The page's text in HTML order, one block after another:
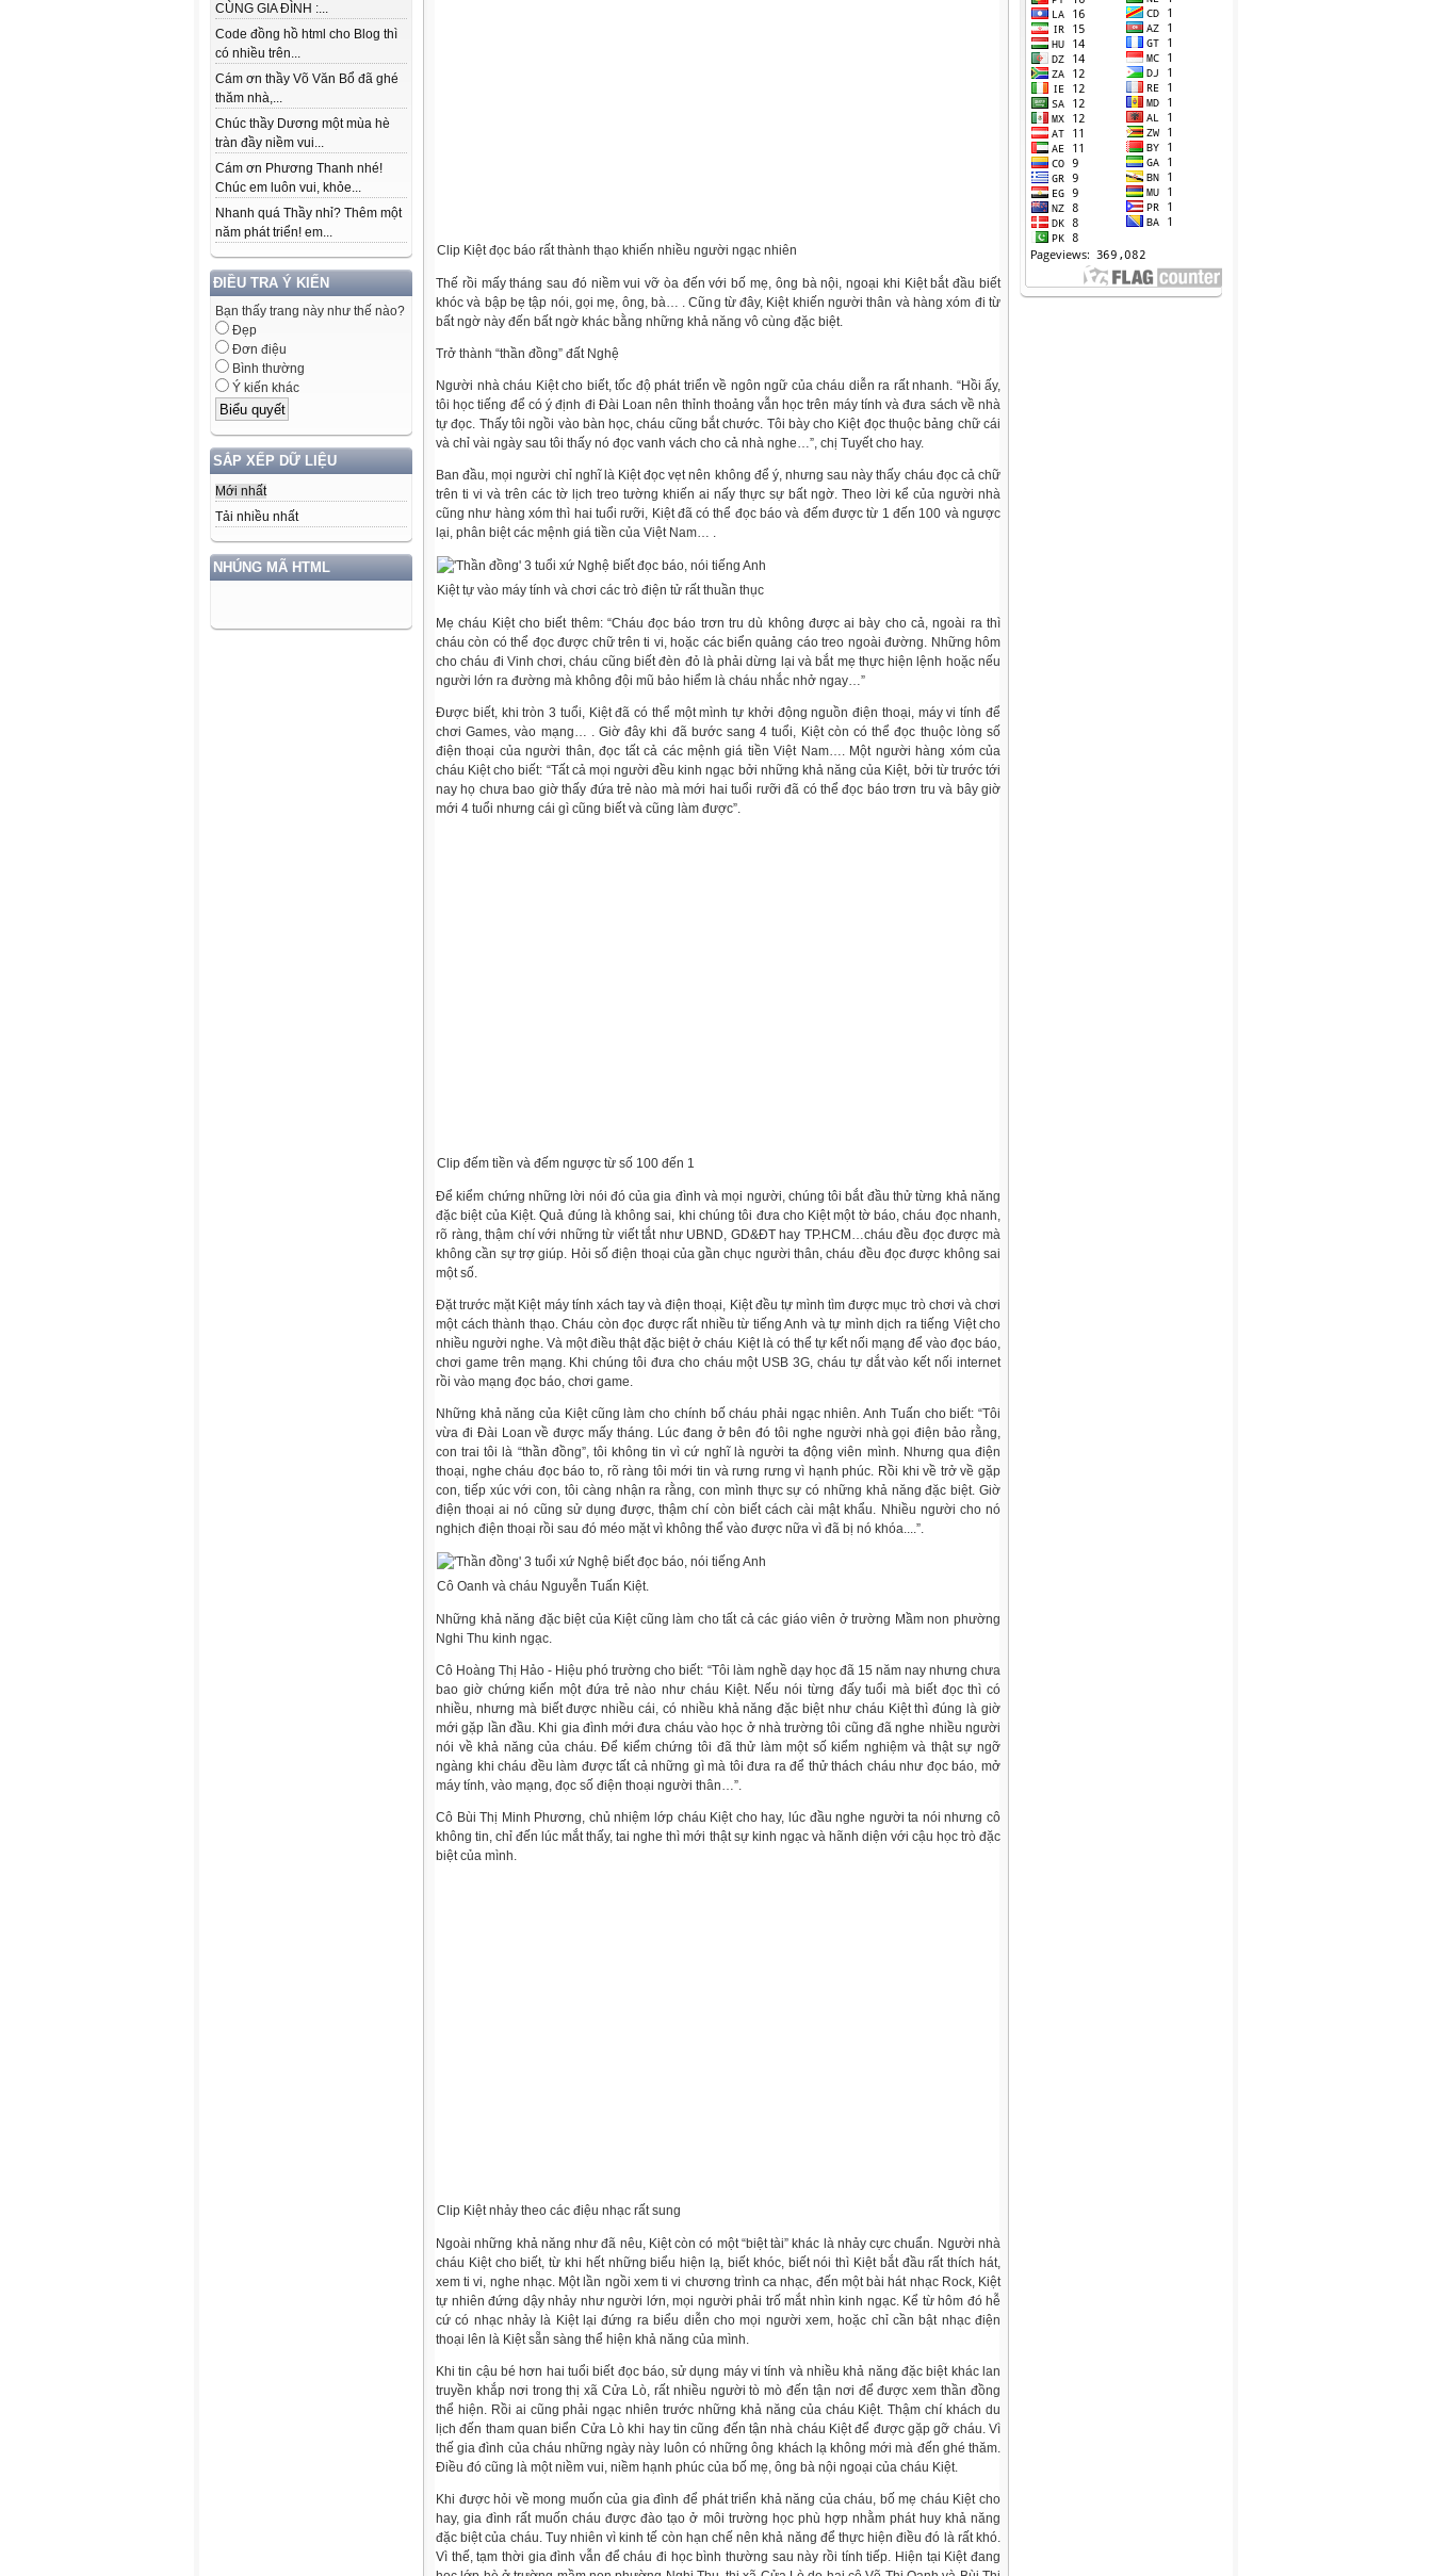
CÙNG GIA ĐÌNH :...
Code đồng hồ html cho Blog thì
có nhiều trên...
Cám ơn thầy Võ Văn Bổ đã ghé
thăm nhà,...
Chúc thầy Dương một mùa hè
tràn đầy niềm vui...
Cám ơn Phương Thanh nhé!
Chúc em luôn vui, khỏe...
Nhanh quá Thầy nhỉ? Thêm một
năm phát triển! em...
ĐIỀU TRA Ý KIẾN
Bạn thấy trang này như thế nào?
Đẹp
Đơn điệu
Bình thường
Ý kiến khác
SẮP XẾP DỮ LIỆU
Mới nhất
Tải nhiều nhất
NHÚNG MÃ HTML
Clip Kiệt đọc báo rất thành thạo khiến nhiều người ngạc nhiên
Thế rồi mấy tháng sau đó niềm vui vỡ òa đến với bố mẹ, ông bà nội, ngoại khi Kiệt bắt đầu biết
khóc và bập bẹ tập nói, gọi mẹ, ông, bà… . Cũng từ đây, Kiệt khiến người thân và hàng xóm đi từ
bất ngờ này đến bất ngờ khác bằng những khả năng vô cùng đặc biệt.
Trở thành “thần đồng” đất Nghệ
Người nhà cháu Kiệt cho biết, tốc độ phát triển về ngôn ngữ của cháu diễn ra rất nhanh. “Hồi ấy,
tôi học tiếng để có ý định đi Đài Loan nên thỉnh thoảng vẫn học trên máy tính và đưa sách về nhà
tự đọc. Thấy tôi ngồi vào bàn học, cháu cũng bắt chước. Tôi bày cho Kiệt đọc thuộc bảng chữ cái
và chỉ vài ngày sau tôi thấy nó đọc vanh vách cho cả nhà nghe…”, chị Tuyết cho hay.
Ban đầu, mọi người chỉ nghĩ là Kiệt đọc vẹt nên không để ý, nhưng sau này thấy cháu đọc cả chữ
trên ti vi và trên các tờ lịch treo tường khiến ai nấy thực sự bất ngờ. Theo lời kể của người nhà
cũng như hàng xóm thì hai tuổi rưỡi, Kiệt đã có thể đọc báo và đếm được từ 1 đến 100 và ngược
lại, phân biệt các mệnh giá tiền của Việt Nam… .
Kiệt tự vào máy tính và chơi các trò điện tử rất thuần thục
Mẹ cháu Kiệt cho biết thêm: “Cháu đọc báo trơn tru dù không được ai bày cho cả, ngoài ra thì
cháu còn có thể đọc được chữ trên ti vi, hoặc các biển quảng cáo treo ngoài đường. Những hôm
cho cháu đi Vinh chơi, cháu cũng biết đèn đỏ là phải dừng lại và bắt mẹ thực hiện lệnh hoặc nếu
người lớn ra đường mà không đội mũ bảo hiểm là cháu nhắc nhở ngay…”
Được biết, khi tròn 3 tuổi, Kiệt đã có thể một mình tự khởi động nguồn điện thoại, máy vi tính để
chơi Games, vào mạng… . Giờ đây khi đã bước sang 4 tuổi, Kiệt còn có thể đọc thuộc lòng số
điện thoại của người thân, đọc tất cả các mệnh giá tiền Việt Nam…. Một người hàng xóm của
cháu Kiệt cho biết: “Tất cả mọi người đều kinh ngạc bởi những khả năng của Kiệt, bởi từ trước tới
nay họ chưa bao giờ thấy đứa trẻ nào mà mới hai tuổi rưỡi đã có thể đọc báo trơn tru và bây giờ
mới 4 tuổi nhưng cái gì cũng biết và cũng làm được”.
Clip đếm tiền và đếm ngược từ số 100 đến 1
Để kiểm chứng những lời nói đó của gia đình và mọi người, chúng tôi bắt đầu thử từng khả năng
đặc biệt của Kiệt. Quả đúng là không sai, khi chúng tôi đưa cho Kiệt một tờ báo, cháu đọc nhanh,
rõ ràng, thậm chí với những từ viết tắt như UBND, GD&ĐT hay TP.HCM…cháu đều đọc được mà
không cần sự trợ giúp. Hỏi số điện thoại của gần chục người thân, cháu đều đọc được không sai
một số.
Đặt trước mặt Kiệt máy tính xách tay và điện thoại, Kiệt đều tự mình tìm được mục trò chơi và chơi
một cách thành thạo. Cháu còn đọc được rất nhiều từ tiếng Anh và tự mình dịch ra tiếng Việt cho
nhiều người nghe. Và một điều thật đặc biệt ở cháu Kiệt là có thể tự kết nối mạng để vào đọc báo,
chơi game trên mạng. Khi chúng tôi đưa cho cháu một USB 3G, cháu tự dắt vào kết nối internet
rồi vào mạng đọc báo, chơi game.
Những khả năng của Kiệt cũng làm cho chính bố cháu phải ngạc nhiên. Anh Tuấn cho biết: “Tôi
vừa đi Đài Loan về được mấy tháng. Lúc đang ở bên đó tôi nghe người nhà gọi điện bảo rằng,
con trai tôi là “thần đồng”, tôi không tin vì cứ nghĩ là người ta động viên mình. Nhưng qua điện
thoại, nghe cháu đọc báo to, rõ ràng tôi mới tin và rưng rưng vì hạnh phúc. Rồi khi về trở về gặp
con, tiếp xúc với con, tôi càng nhận ra rằng, con mình thực sự có những khả năng đặc biệt. Giờ
điện thoại ai nó cũng sử dụng được, thậm chí còn biết cách cài mật khẩu. Nhiều người cho nó
nghịch điện thoại rồi sau đó méo mặt vì không thể vào được nữa vì đã bị nó khóa....”.
Cô Oanh và cháu Nguyễn Tuấn Kiệt.
Những khả năng đặc biệt của Kiệt cũng làm cho tất cả các giáo viên ở trường Mầm non phường
Nghi Thu kinh ngạc.
Cô Hoàng Thị Hảo - Hiệu phó trường cho biết: “Tôi làm nghề dạy học đã 15 năm nay nhưng chưa
bao giờ chứng kiến một đứa trẻ nào như cháu Kiệt. Nếu nói từng đấy tuổi mà biết đọc thì có
nhiều, nhưng mà biết được nhiều cái, có nhiều khả năng đặc biệt như cháu Kiệt thì đúng là giờ
mới gặp lần đầu. Khi gia đình mới đưa cháu vào học ở nhà trường tôi cũng đã nghe nhiều người
nói về khả năng của cháu. Để kiểm chứng tôi đã thử làm một số kiểm nghiệm và thật sự ngỡ
ngàng khi cháu đều làm được tất cả những gì mà tôi đưa ra để thử thách cháu như đọc báo, mở
máy tính, vào mạng, đọc số điện thoại người thân…”.
Cô Bùi Thị Minh Phương, chủ nhiệm lớp cháu Kiệt cho hay, lúc đầu nghe người ta nói nhưng cô
không tin, chỉ đến lúc mắt thấy, tai nghe thì mới thật sự kinh ngạc và hãnh diện với cậu học trò đặc
biệt của mình.
Clip Kiệt nhảy theo các điệu nhạc rất sung
Ngoài những khả năng như đã nêu, Kiệt còn có một “biệt tài” khác là nhảy cực chuẩn. Người nhà
cháu Kiệt cho biết, từ khi hết những biểu hiện lạ, biết khóc, biết nói thì Kiệt bắt đầu rất thích hát,
xem ti vi, nghe nhạc. Một lần ngồi xem ti vi chương trình ca nhạc, đến một bài hát nhạc Rock, Kiệt
tự nhiên đứng dậy nhảy như người lớn, mọi người phải trố mắt nhìn kinh ngạc. Kể từ hôm đó hễ
cứ có nhạc nhảy là Kiệt lại đứng ra biểu diễn cho mọi người xem, hoặc chỉ cần bật nhạc điện
thoại lên là Kiệt sẵn sàng thể hiện khả năng của mình.
Khi tin cậu bé hơn hai tuổi biết đọc báo, sử dụng máy vi tính và nhiều khả năng đặc biệt khác lan
truyền khắp nơi trong thị xã Cửa Lò, rất nhiều người tò mò đến tận nơi để được xem thần đồng
thể hiện. Rồi ai cũng phải ngạc nhiên trước những khả năng của cháu Kiệt. Thậm chí khách du
lịch đến tham quan biển Cửa Lò khi hay tin cũng đến tận nhà cháu Kiệt để được gặp gỡ cháu. Vì
thế gia đình của cháu những ngày này luôn có những ông khách lạ không mới mà đến ghé thăm.
Điều đó cũng là một niềm vui, niềm hạnh phúc của bố mẹ, ông bà nội ngoại của cháu Kiệt.
Khi được hỏi về mong muốn của gia đình để phát triển khả năng của cháu, bố mẹ cháu Kiệt cho
hay, gia đình rất muốn cháu được đào tạo ở môi trường học phù hợp nhằm phát huy khả năng
đặc biệt của cháu. Tuy nhiên vì kinh tế còn hạn chế nên khả năng để thực hiện điều đó là rất khó.
Vì thế, tạm thời gia đình vẫn để cháu đi học bình thường sau này rồi tính tiếp. Hiện tại Kiệt đang